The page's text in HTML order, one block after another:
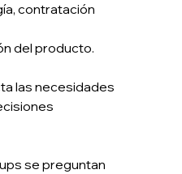
contratación
del producto.
las necesidades
se preguntan